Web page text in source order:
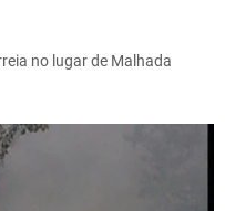
no lugar de Malhada